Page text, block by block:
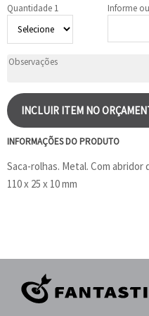
Quantidade 1
Informe
INCLUIR ITEM NO
INFORMAÇÕES DO PRODUTO
Saca-rolhas. Metal. Com
110 x 25 x 10 mm